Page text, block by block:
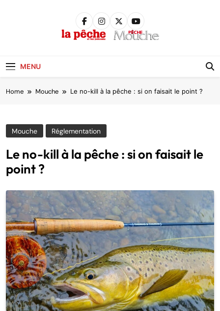
MENU
Home Mouche Le no-kill à la pêche : si on faisait le point ?
Mouche Réglementation
Le no-kill à la pêche : si on faisait le
point ?